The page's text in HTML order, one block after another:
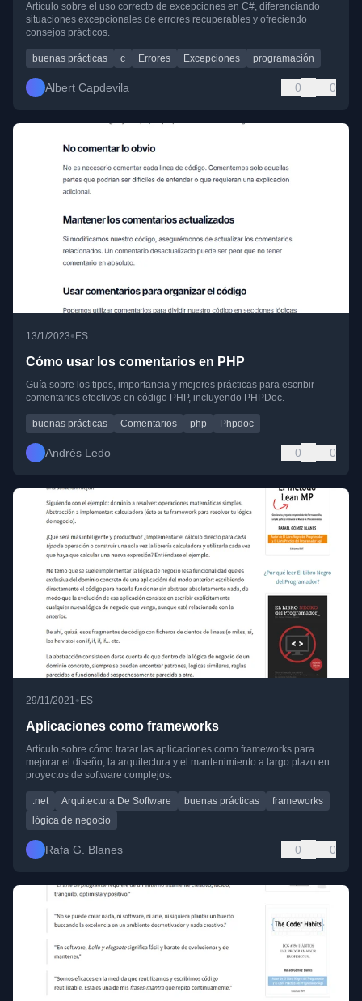
Artículo sobre el uso correcto de excepciones en C#, diferenciando
situaciones excepcionales de errores recuperables y ofreciendo
consejos prácticos.
buenas prácticas c Errores Excepciones programación
Albert Capdevila 0 0
13/1/2023•ES
Cómo usar los comentarios en PHP
Guía sobre los tipos, importancia y mejores prácticas para escribir
comentarios efectivos en código PHP, incluyendo PHPDoc.
buenas prácticas Comentarios php Phpdoc
Andrés Ledo 0 0
29/11/2021• ES
Aplicaciones como frameworks
Artículo sobre cómo tratar las aplicaciones como frameworks para
mejorar el diseño, la arquitectura y el mantenimiento a largo plazo en
proyectos de software complejos.
.net Arquitectura De Software buenas prácticas
frameworks
lógica de negocio
Rafa G. Blanes 0 0